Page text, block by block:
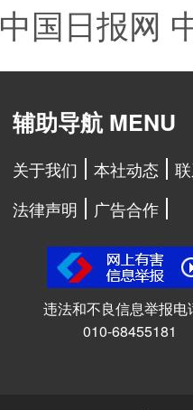
中国日报网
辅助导航 MENU
关于我们 本社动态
法律声明
广告合作
违法和不良信息举报电
010-68455181